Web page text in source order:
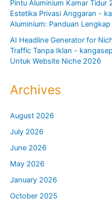
Pintu Aluminium Kamar Tidur
Estetika Privasi Anggaran -
Aluminium: Panduan
AI Headline Generator for
Traffic Tanpa Iklan -
Untuk Website Niche 2026
Archives
August 2026
July 2026
June 2026
May 2026
January 2026
October 2025